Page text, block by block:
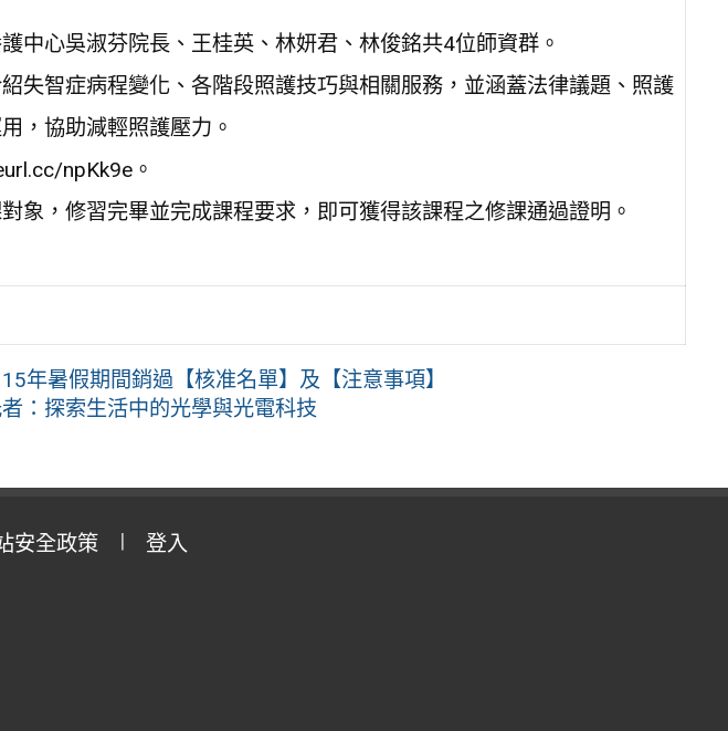
中心吳淑芬院長、王桂英、林妍君、林俊銘共4位師資群。
失智症病程變化、各階段照護技巧與相關服務，並涵蓋法律議題、照護
，協助減輕照護壓力。
npKk9e。
象，修習完畢並完成課程要求，即可獲得該課程之修課通過證明。
年暑假期間銷過【核准名單】及【注意事項】
：探索生活中的光學與光電科技
安全政策 登入